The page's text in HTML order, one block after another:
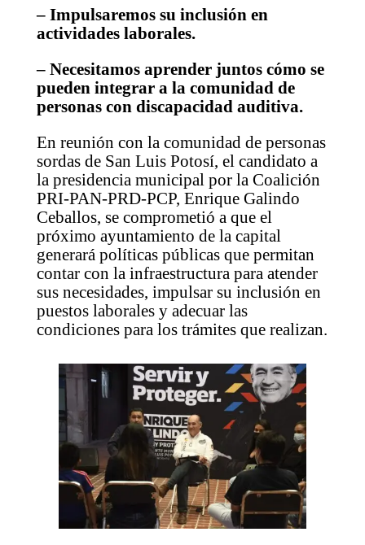
– Impulsaremos su inclusión en
actividades laborales.
– Necesitamos aprender juntos cómo se
pueden integrar a la comunidad de
personas con discapacidad auditiva.
En reunión con la comunidad de personas
sordas de San Luis Potosí, el candidato a
la presidencia municipal por la Coalición
PRI-PAN-PRD-PCP, Enrique Galindo
Ceballos, se comprometió a que el
próximo ayuntamiento de la capital
generará políticas públicas que permitan
contar con la infraestructura para atender
sus necesidades, impulsar su inclusión en
puestos laborales y adecuar las
condiciones para los trámites que realizan.